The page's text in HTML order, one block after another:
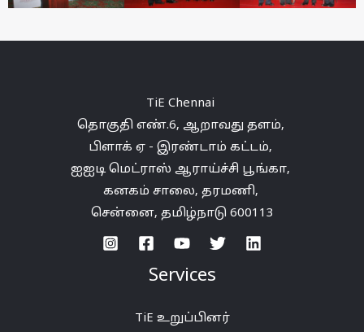
TiE Chennai
தொகுதி எண்.6, ஆறாவது தளம்,
பிளாக் ஏ - இரண்டாம் கட்டம்,
ஐஐடிமெட்ராஸ் ஆராய்ச்சி பூங்கா,
கனகம் சாலை, தரமணி,
சென்னை, தமிழ்நாடு 600113
Services
TiE உறுப்பினர்